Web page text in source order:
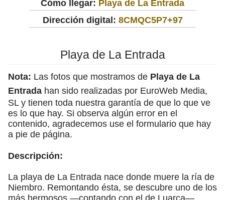
Cómo llegar: Playa de La Entrada
Dirección digital: 8CMQC5P7+97
Playa de La Entrada
Nota: Las fotos que mostramos de Playa de La
Entrada han sido realizadas por EuroWeb Media,
SL y tienen toda nuestra garantía de que lo que ve
es lo que hay. Si observa algún error en el
contenido, agradecemos use el formulario que hay
a pie de página.
Descripción:
La playa de La Entrada nace donde muere la ría de
Niembro. Remontando ésta, se descubre uno de los
más hermosos —contando con el de Luarca—